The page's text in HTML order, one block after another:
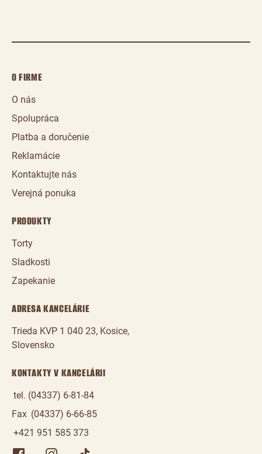
O FIRME
O nás
Spolupráca
Platba a doručenie
Reklamácie
Kontaktujte nás
Verejná ponuka
PRODUKTY
Torty
Sladkosti
Zapekanie
ADRESA KANCELÁRIE
Trieda KVP 1 040 23, Kosice,
Slovensko
KONTAKTY V KANCELÁRII
tel. (04337) 6-81-84
Fax (04337) 6-66-85
+421 951 585 373